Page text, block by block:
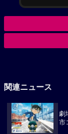
関連ニュース
劇
市